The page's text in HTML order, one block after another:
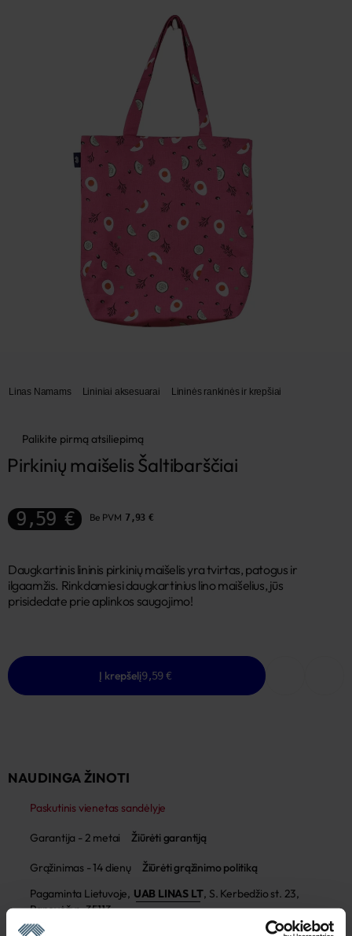
Linas Namams Lininiai aksesuarai Lininės rankinės ir krepšiai
Palikite pirmą atsiliepimą
Pirkinių maišelis Šaltibarščiai
9,59 € Be PVM 7,93 €
Daugkartinis lininis pirkinių maišelis yra tvirtas, patogus ir
ilgaamžis. Rinkdamiesi daugkartinius lino maišelius, jūs
prisidedate prie aplinkos saugojimo!
Į krepšelį9,59 €
NAUDINGA ŽINOTI
Paskutinis vienetas sandėlyje
Garantija - 2 metai Žiūrėti garantiją
Grąžinimas - 14 dienų
Žiūrėti grąžinimo politiką
Pagaminta Lietuvoje, UAB LINAS LT, S. Kerbedžio st. 23,
Panevėžys, 35113